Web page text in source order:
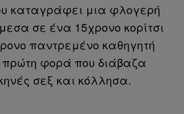
καταγράφει μια φλογερή
σε ένα 15χρονο κορίτσι
παντρεμένο καθηγητή
πρώτη φορά που διάβαζα
σεξ και κόλλησα.